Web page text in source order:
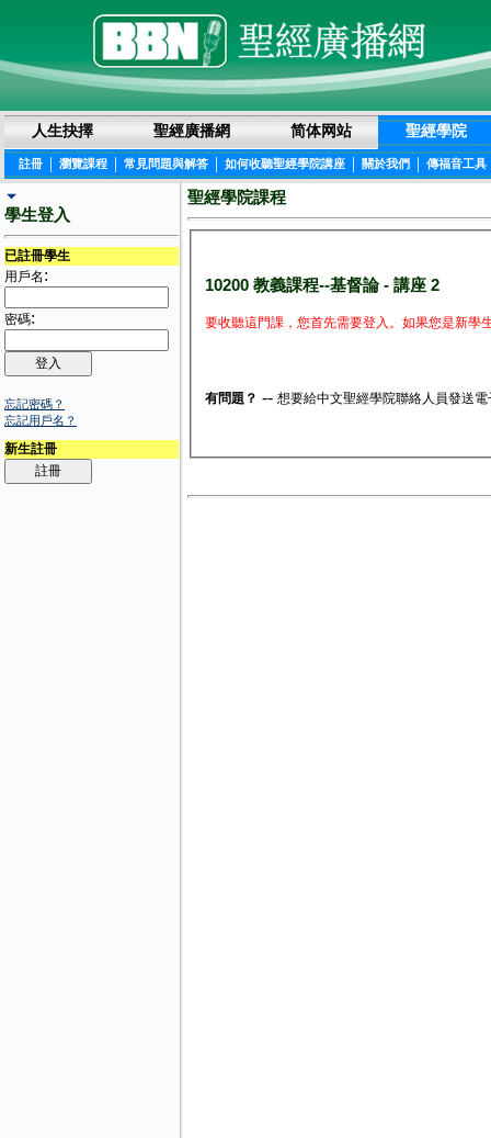
人生抉擇 聖經廣播網 简体网站 聖經學院
註冊 | 瀏覽課程 | 常見問題與解答 | 如何收聽聖經學院講座 | 關於我們 | 傳福音工具
學生登入
已註冊學生
用戶名 :
密碼:
忘記密碼？
忘記用戶名？
新生註冊
聖經學院課程
10200 教義課程--基督論 - 講座 2
要收聽這門課，您首先需要登入。如果您是新學
有問題？ -- 想要給中文聖經學院聯絡人員發送電